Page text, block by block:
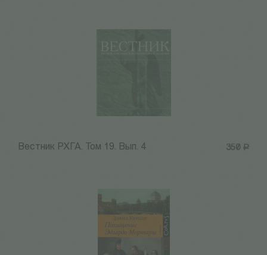
350 Р
Вестник РХГА. Том 19. Вып. 4